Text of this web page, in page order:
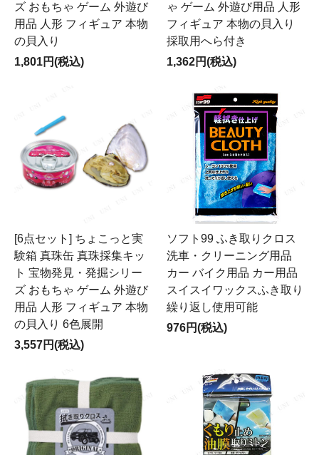
ズ おもちゃ ゲーム 外遊び
用品 人形 フィギュア 本物
の貝入り
1,801円(税込)
ゃ ゲーム 外遊び用品 人形
フィギュア 本物の貝入り
採取用へら付き
1,362円(税込)
[6点セット] ちょこっと実
験箱 真珠缶 真珠採集キッ
ト 宝物発見・発掘シリー
ズ おもちゃ ゲーム 外遊び
用品 人形 フィギュア 本物
の貝入り 6色展開
3,557円(税込)
ソフト99 ふき取りクロス
洗車・クリーニング用品
カー バイク用品 カー用品
スイスイワックスふき取り
繰り返し使用可能
976円(税込)